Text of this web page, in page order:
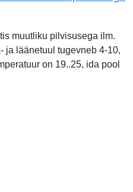
muutliku pilvisusega ilm.
ja läänetuul tugevneb 4-10,
on 19..25, ida pool